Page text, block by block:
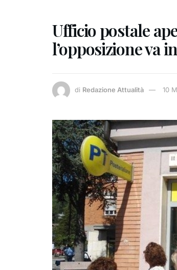
Ufficio postale
l’opposizione va
di Redazione Attualità 10